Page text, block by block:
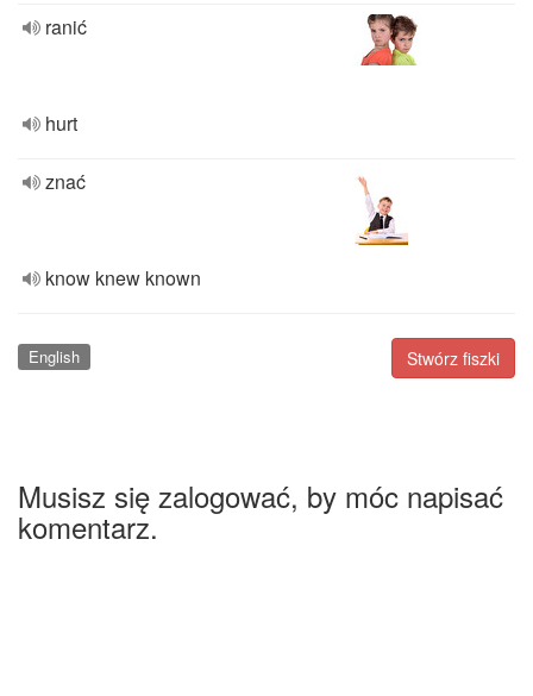
ranić
hurt
znać
know knew known
Stwórz fiszki
English
Musisz się zalogować, by móc napisać
komentarz.